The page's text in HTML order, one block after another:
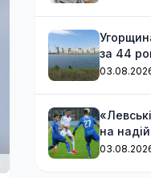
за 44
на